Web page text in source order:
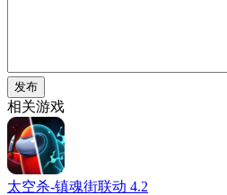
发布
相关游戏
太空杀-镇魂街联动 4.2